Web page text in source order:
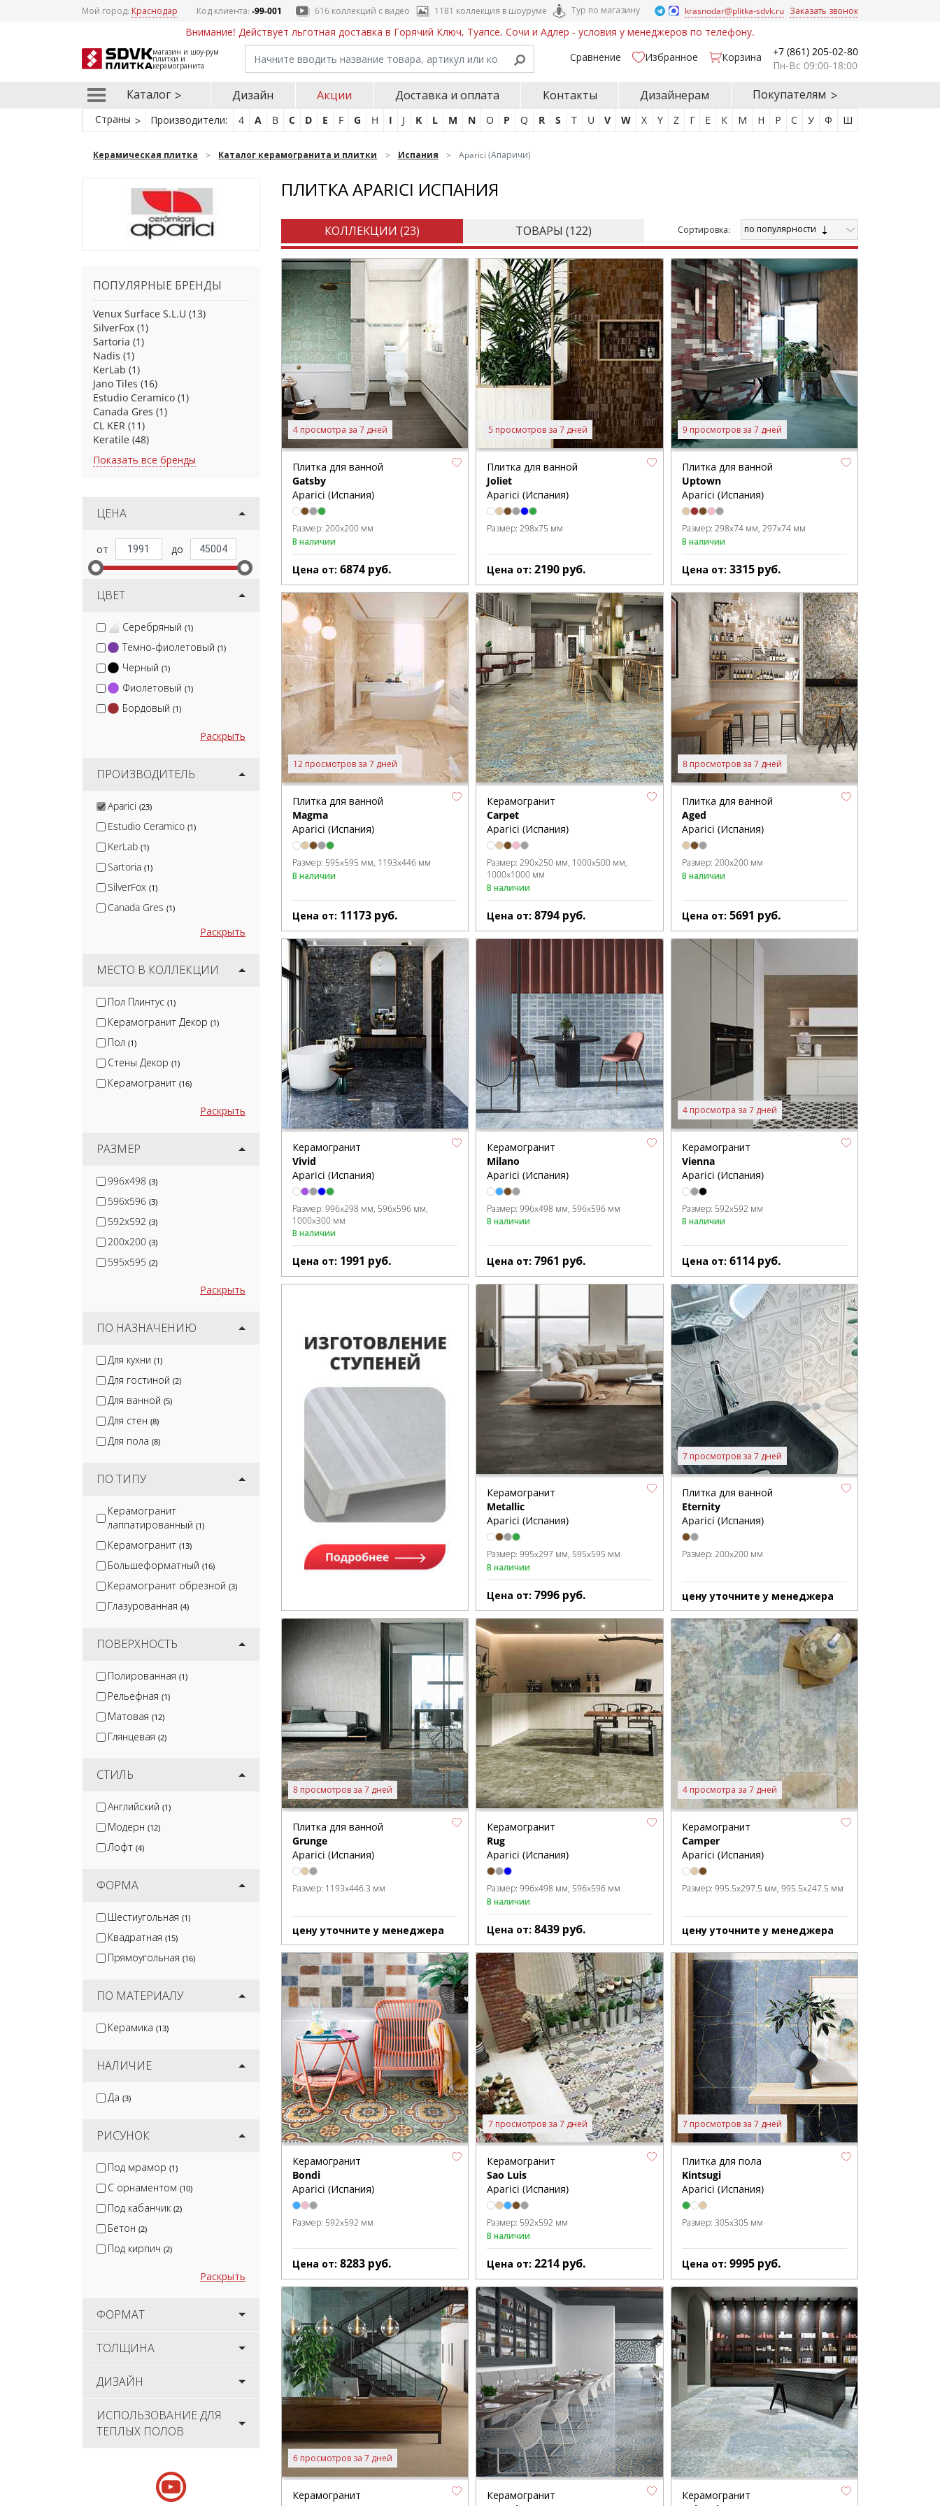
Мой город: Краснодар Код клиента:-99-001 616 коллекций с видео 1181 коллекция в шоуруме Тур по магазину krasnodar@plitka-sdvk.ru Заказать звонок
Внимание! Действует льготная доставка в Горячий Ключ, Туапсе, Сочи и Адлер - условия у менеджеров по телефону.
магазин и шоу-рум
плитки и
керамогранита
Сравнение Избранное Корзина
+7 (861) 205-02-80
Пн-Вс 09:00-18:00
Каталог Дизайн Акции Доставка и оплата Контакты Дизайнерам Покупателям
Страны Производители: 4 A B C D E F G H I J K L M N O P Q R S T U V W X Y Z Г Е К М Н Р С У Ф Ш
Керамическая плитка Каталог керамогранита и плитки Испания Aparici (Апаричи)
ПОПУЛЯРНЫЕ БРЕНДЫ
Venux Surface S.L.U (13)
SilverFox (1)
Sartoria (1)
Nadis (1)
KerLab (1)
Jano Tiles (16)
Estudio Ceramico (1)
Canada Gres (1)
CL KER (11)
Keratile (48)
Показать все бренды
ЦЕНА
ЦВЕТ
Серебряный (1)
Темно-фиолетовый (1)
Черный (1)
Фиолетовый (1)
Бордовый (1)
Раскрыть
ПРОИЗВОДИТЕЛЬ
Aparici (23)
Estudio Ceramico (1)
KerLab (1)
Sartoria (1)
SilverFox (1)
Canada Gres (1)
Venux Surface S.L.U (13)
Keratile (48)
Monopole
Раскрыть
МЕСТО В КОЛЛЕКЦИИ
Пол Плинтус (1)
Керамогранит Декор (1)
Пол (1)
Стены Декор (1)
Керамогранит (16)
Раскрыть
РАЗМЕР
996x498 (3)
596x596 (3)
592x592 (3)
200x200 (3)
595x595 (2)
Раскрыть
ПО НАЗНАЧЕНИЮ
Для кухни (1)
Для гостиной (2)
Для ванной (5)
Для стен (8)
Для пола (8)
ПО ТИПУ
Керамогранит
лаппатированный (1)
Керамогранит (13)
Большеформатный (16)
Керамогранит обрезной (3)
Глазурованная (4)
ПОВЕРХНОСТЬ
Полированная (1)
Рельефная (1)
Матовая (12)
Глянцевая (2)
СТИЛЬ
Английский (1)
Модерн (12)
Лофт (4)
ФОРМА
Шестиугольная (1)
Квадратная (15)
Прямоугольная (16)
ПО МАТЕРИАЛУ
Керамика (13)
НАЛИЧИЕ
Да (3)
РИСУНОК
Под мрамор (1)
С орнаментом (10)
Под кабанчик (2)
Бетон (2)
Под кирпич (2)
Раскрыть
ФОРМАТ
ТОЛЩИНА
ДИЗАЙН
ИСПОЛЬЗОВАНИЕ ДЛЯ
ТЕПЛЫХ ПОЛОВ
ПЛИТКА APARICI ИСПАНИЯ
КОЛЛЕКЦИИ (23) ТОВАРЫ (122) Cортировка: по популярности
4 просмотра за 7 дней
Плитка для ванной
Gatsby
Aparici (Испания)
Размер: 200x200 мм
В наличии
Цена от: 6874 руб.
5 просмотров за 7 дней
Плитка для ванной
Joliet
Aparici (Испания)
Размер:298x75 мм
Цена от:2190 руб.
9 просмотров за 7 дней
Плитка для ванной
Uptown
Aparici (Испания)
Размер: 298x74 мм 297x74 мм
В наличии
Цена от: 3315 руб.
12 просмотров за 7 дней
Плитка для ванной
Magma
Aparici (Испания)
Размер: 595x595 мм 1193x446 мм
В наличии
Цена от: 11173 руб.
Керамогранит
Carpet
Aparici (Испания)
Размер:290x250 мм 1000x500 мм
1000x1000 мм
В наличии
Цена от:8794 руб.
8 просмотров за 7 дней
Плитка для ванной
Aged
Aparici (Испания)
Размер: 200x200 мм
В наличии
Цена от: 5691 руб.
Керамогранит
Vivid
Aparici (Испания)
Размер: 996x298 мм 596x596 мм
1000x300 мм
В наличии
Цена от: 1991 руб.
Керамогранит
Milano
Aparici (Испания)
Размер:996x498 мм 596x596 мм
В наличии
Цена от:7961 руб.
4 просмотра за 7 дней
Керамогранит
Vienna
Aparici (Испания)
Размер: 592x592 мм
В наличии
Цена от: 6114 руб.
Керамогранит
Metallic
Aparici (Испания)
Размер:995x297 мм 595x595 мм
В наличии
Цена от:7996 руб.
7 просмотров за 7 дней
Плитка для ванной
Eternity
Aparici (Испания)
Размер: 200x200 мм
цену уточните у менеджера
8 просмотров за 7 дней
Плитка для ванной
Grunge
Aparici (Испания)
Размер: 1193x446.3 мм
цену уточните у менеджера
Керамогранит
Rug
Aparici (Испания)
Размер:996x498 мм 596x596 мм
В наличии
Цена от:8439 руб.
4 просмотра за 7 дней
Керамогранит
Camper
Aparici (Испания)
Размер: 995.5x297.5 мм 995.5x247.5 мм
цену уточните у менеджера
Керамогранит
Bondi
Aparici (Испания)
Размер: 592x592 мм
Цена от: 8283 руб.
7 просмотров за 7 дней
Керамогранит
Sao Luis
Aparici (Испания)
Размер: 592x592 мм
В наличии
Цена от:2214 руб.
7 просмотров за 7 дней
Плитка для пола
Kintsugi
Aparici (Испания)
Размер: 305x305 мм
Цена от: 9995 руб.
6 просмотров за 7 дней
Керамогранит
Керамогранит
Керамогранит